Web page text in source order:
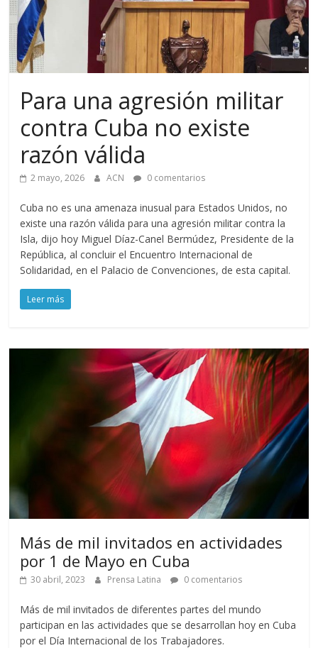
Para una agresión militar
contra Cuba no existe
razón válida
2 mayo, 2026 ACN 0 comentarios
Cuba no es una amenaza inusual para Estados Unidos, no
existe una razón válida para una agresión militar contra la
Isla, dijo hoy Miguel Díaz-Canel Bermúdez, Presidente de la
República, al concluir el Encuentro Internacional de
Solidaridad, en el Palacio de Convenciones, de esta capital.
Leer más
Más de mil invitados en actividades
por 1 de Mayo en Cuba
30 abril, 2023 Prensa Latina 0 comentarios
Más de mil invitados de diferentes partes del mundo
participan en las actividades que se desarrollan hoy en Cuba
por el Día Internacional de los Trabajadores.